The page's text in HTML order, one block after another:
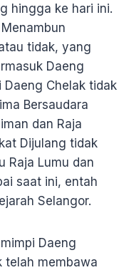
hingga ke hari ini.
tidak, yang
Daeng
Daeng Chelak tidak
Bersaudara
dan Raja
Dijulang tidak
Raja Lumu dan
saat ini, entah
Selangor.
Daeng
telah membawa